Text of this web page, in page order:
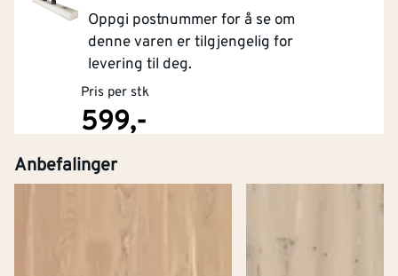
Oppgi postnummer for å se om
denne varen er tilgjengelig for
levering til deg.
Pris per stk
599,-
Kjøp
Anbefalinger